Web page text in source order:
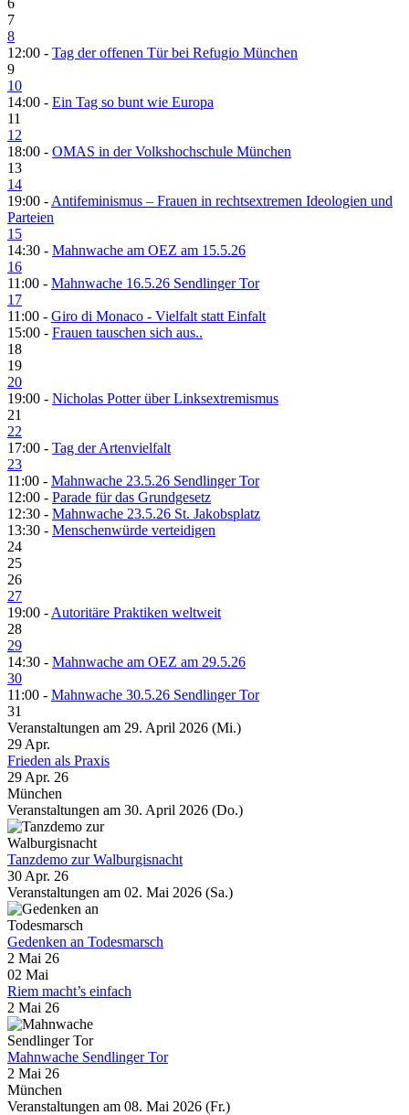
7
8
12:00 - Tag der offenen Tür bei Refugio München
9
10
14:00 - Ein Tag so bunt wie Europa
11
12
18:00 - OMAS in der Volkshochschule München
13
14
19:00 - Antifeminismus – Frauen in rechtsextremen Ideologien und
Parteien
15
14:30 - Mahnwache am OEZ am 15.5.26
16
11:00 - Mahnwache 16.5.26 Sendlinger Tor
17
11:00 - Giro di Monaco - Vielfalt statt Einfalt
15:00 - Frauen tauschen sich aus..
18
19
20
19:00 - Nicholas Potter über Linksextremismus
21
22
17:00 - Tag der Artenvielfalt
23
11:00 - Mahnwache 23.5.26 Sendlinger Tor
12:00 - Parade für das Grundgesetz
12:30 - Mahnwache 23.5.26 St. Jakobsplatz
13:30 - Menschenwürde verteidigen
24
25
26
27
19:00 - Autoritäre Praktiken weltweit
28
29
14:30 - Mahnwache am OEZ am 29.5.26
30
11:00 - Mahnwache 30.5.26 Sendlinger Tor
31
Veranstaltungen am 29. April 2026 (Mi.)
29 Apr.
Frieden als Praxis
29 Apr. 26
München
Veranstaltungen am 30. April 2026 (Do.)
Tanzdemo zur Walburgisnacht
30 Apr. 26
Veranstaltungen am 02. Mai 2026 (Sa.)
Gedenken an Todesmarsch
2 Mai 26
02 Mai
Riem macht’s einfach
2 Mai 26
Mahnwache Sendlinger Tor
2 Mai 26
München
Veranstaltungen am 08. Mai 2026 (Fr.)